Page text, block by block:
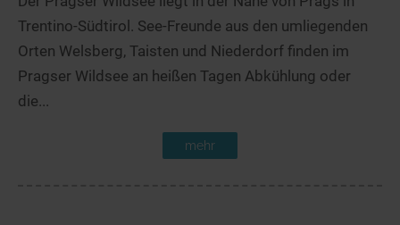
Trentino-Südtirol. See-Freunde aus den umliegenden
Orten Welsberg, Taisten und Niederdorf finden im
Pragser Wildsee an heißen Tagen Abkühlung oder
die...
mehr